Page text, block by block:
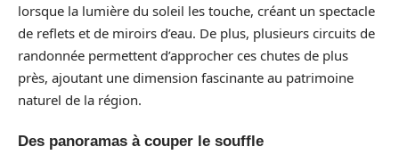
lorsque la lumière du soleil les touche, créant un spectacle
de reflets et de miroirs d’eau. De plus, plusieurs circuits de
randonnée permettent d’approcher ces chutes de plus
près, ajoutant une dimension fascinante au patrimoine
naturel de la région.
Des panoramas à couper le souffle